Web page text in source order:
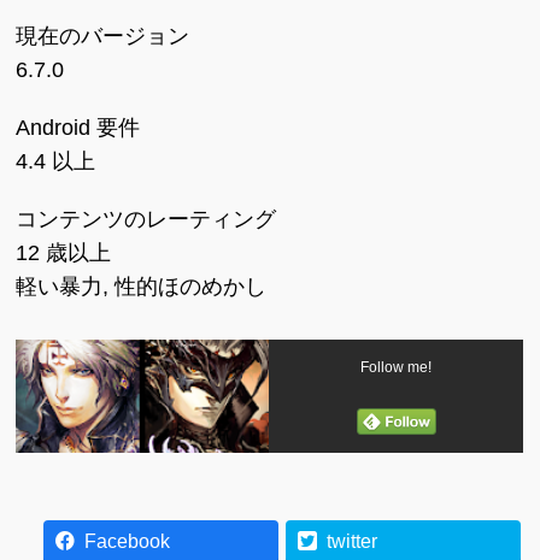
現在のバージョン
6.7.0
Android 要件
4.4 以上
コンテンツのレーティング
12 歳以上
軽い暴力, 性的ほのめかし
Follow me!
Facebook twitter